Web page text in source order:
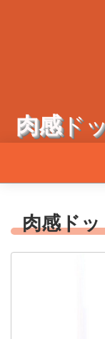
肉感ド
肉感ド